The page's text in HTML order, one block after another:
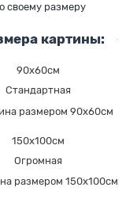
своему размеру
картины:
90х60см
Стандартная
150х100см
Огромная